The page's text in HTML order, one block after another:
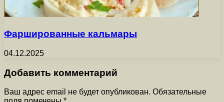
Фаршированные кальмары
04.12.2025
Добавить комментарий
Ваш адрес email не будет опубликован. Обязательные